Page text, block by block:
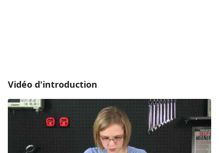
Vidéo d'introduction